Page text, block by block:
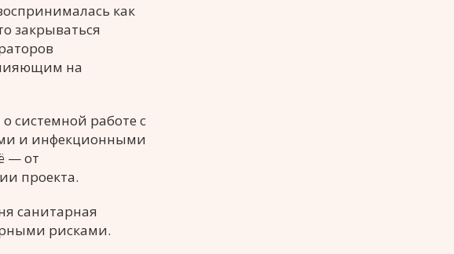
как
закрываться
на
системной работе с
и инфекционными
— от
проекта.
санитарная
рисками.